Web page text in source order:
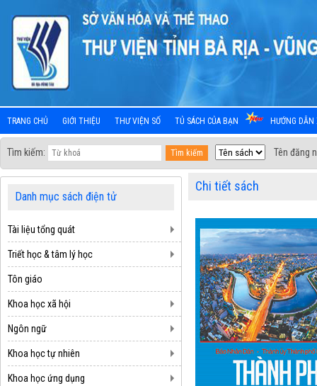
TRANG CHỦ GIỚI THIỆU THƯ VIỆN SỐ TỦ SÁCH CỦA BẠN HƯỚNG
Tìm kiếm: Tên đăng
Danh mục sách điện tử
Tài liệu tổng quát
Triết học & tâm lý học
Tôn giáo
Khoa học xã hội
Ngôn ngữ
Khoa học tự nhiên
Khoa học ứng dụng
Chi tiết sách